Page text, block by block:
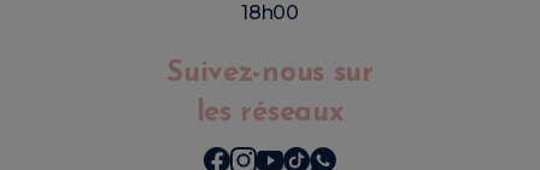
18h00
Suivez-nous sur
les réseaux